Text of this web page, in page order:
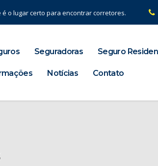
é o lugar certo para encontrar corretores.
Seguradoras Seguro
Notícias Contato